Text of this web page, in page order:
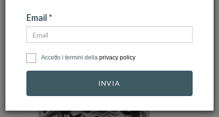
Email *
Accetto i termini della privacy policy
INVIA